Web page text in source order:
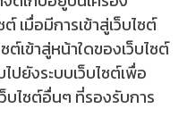
เมื่อมีการเข้าสู่เว็บไซต์
ต์เข้าสู่หน้าใดของเว็บไซต์
ยังระบบเว็บไซต์เพื่อ
บไซต์อื่นๆ ที่รองรับการ